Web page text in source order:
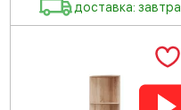
доставка: завтра